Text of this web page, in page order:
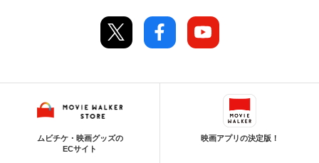
ムビチケ・映画グッズの
ECサイト
映画アプリの決定版！